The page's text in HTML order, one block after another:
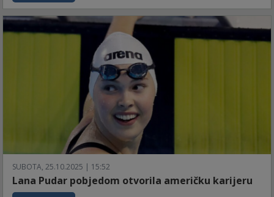
SUBOTA, 25.10.2025 | 15:52
Lana Pudar pobjedom otvorila američku karijeru